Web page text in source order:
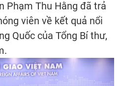
Phạm Thu Hằng đã trả
viên về kết quả nổi
Quốc của Tổng Bí thư,